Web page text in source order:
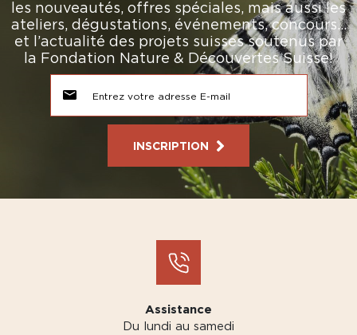
les nouveautés, offres spéciales, mais aussi les
ateliers, dégustations, événements, concours…
et l’actualité des projets suisses soutenus par
la Fondation Nature & Découvertes Suisse!
INSCRIPTION
Assistance
Du lundi au samedi